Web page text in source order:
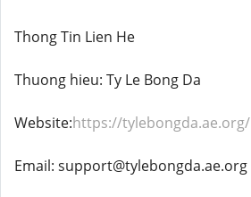
Thong Tin Lien He
Thuong hieu: Ty Le Bong Da
Website:https://tylebongda.ae.org/
Email: support@tylebongda.ae.org